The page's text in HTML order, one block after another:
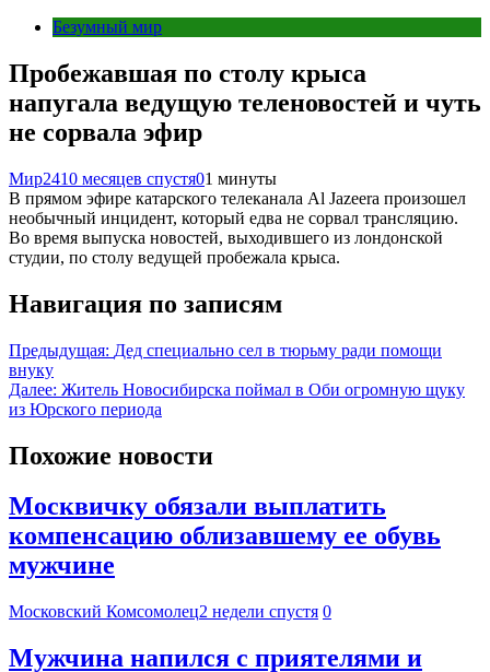
Безумный мир
Пробежавшая по столу крыса
напугала ведущую теленовостей и чуть
не сорвала эфир
Мир2410 месяцев спустя01 минуты
В прямом эфире катарского телеканала Al Jazeera произошел
необычный инцидент, который едва не сорвал трансляцию.
Во время выпуска новостей, выходившего из лондонской
студии, по столу ведущей пробежала крыса.
Навигация по записям
Предыдущая: Дед специально сел в тюрьму ради помощи
внуку
Далее: Житель Новосибирска поймал в Оби огромную щуку
из Юрского периода
Похожие новости
Москвичку обязали выплатить
компенсацию облизавшему ее обувь
мужчине
Московский Комсомолец2 недели спустя 0
Мужчина напился с приятелями и